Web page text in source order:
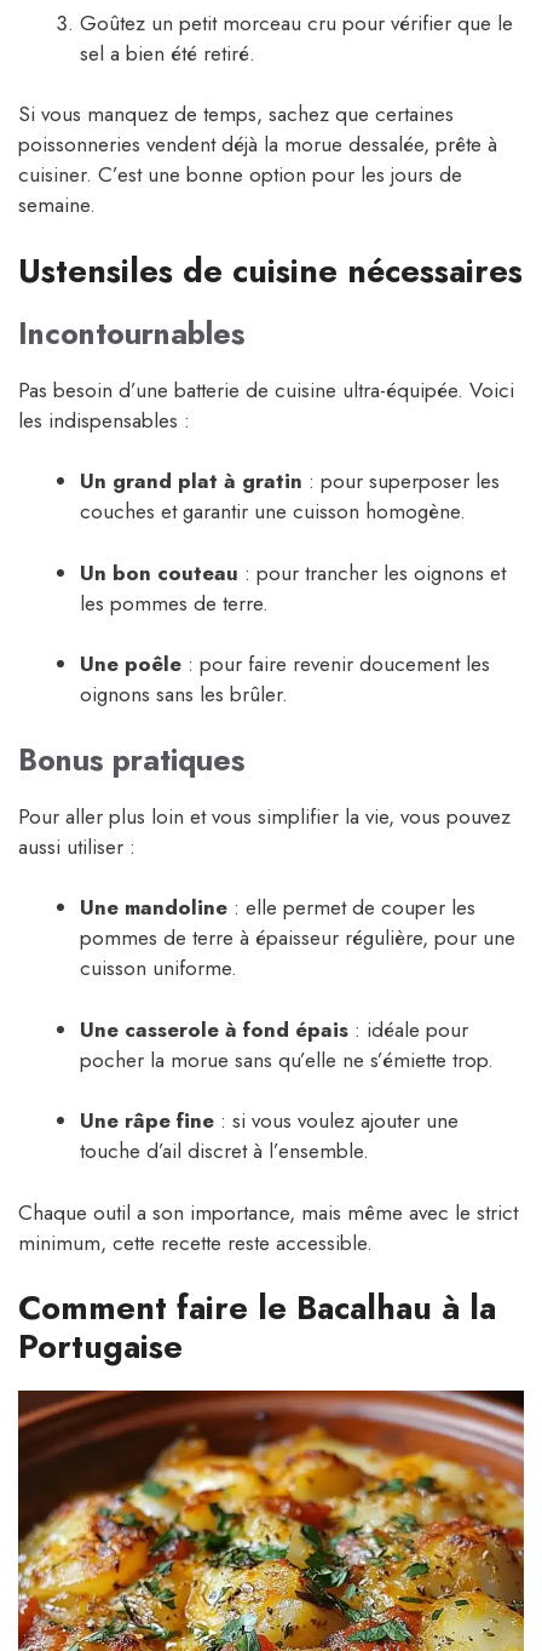
Goûtez un petit morceau cru pour vérifier que le
sel a bien été retiré.
Si vous manquez de temps, sachez que certaines
poissonneries vendent déjà la morue dessalée, prête à
cuisiner. C’est une bonne option pour les jours de
semaine.
Ustensiles de cuisine nécessaires
Incontournables
Pas besoin d’une batterie de cuisine ultra-équipée. Voici
les indispensables :
Un grand plat à gratin : pour superposer les
couches et garantir une cuisson homogène.
Un bon couteau : pour trancher les oignons et
les pommes de terre.
Une poêle : pour faire revenir doucement les
oignons sans les brûler.
Bonus pratiques
Pour aller plus loin et vous simplifier la vie, vous pouvez
aussi utiliser :
Une mandoline : elle permet de couper les
pommes de terre à épaisseur régulière, pour une
cuisson uniforme.
Une casserole à fond épais : idéale pour
pocher la morue sans qu’elle ne s’émiette trop.
Une râpe fine : si vous voulez ajouter une
touche d’ail discret à l’ensemble.
Chaque outil a son importance, mais même avec le strict
minimum, cette recette reste accessible.
Comment faire le Bacalhau à la
Portugaise